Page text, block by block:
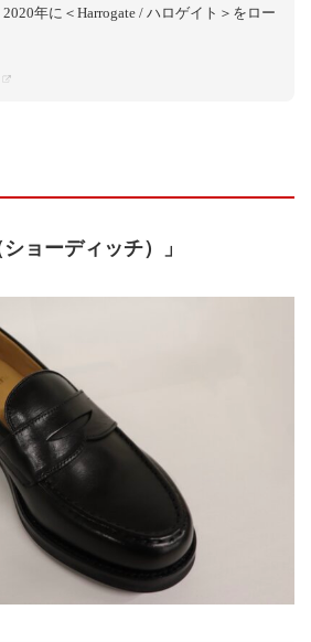
年に＜​Harrogate / ハロゲイト＞をロー
ョーディッチ）」